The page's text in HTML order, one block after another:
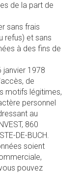
de la part de
sans frais
refus) et sans
à des fins de
janvier 1978
de
motifs légitimes,
personnel
au
860
DE-BUCH.
soient
pouvez